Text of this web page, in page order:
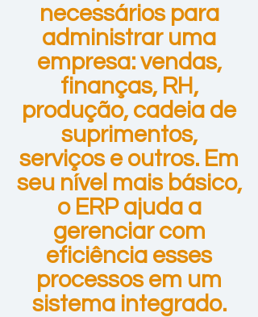
necessários para
administrar uma
empresa: vendas,
finanças, RH,
produção, cadeia de
suprimentos,
serviços e outros. Em
seu nível mais básico,
o ERP ajuda a
gerenciar com
eficiência esses
processos em um
sistema integrado.